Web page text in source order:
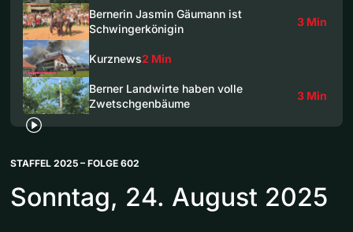
Bernerin Jasmin Gäumann ist
Schwingerkönigin
3 Min
Kurznews2 Min
Berner Landwirte haben volle
Zwetschgenbäume
3 Min
STAFFEL 2025 – FOLGE 602
Sonntag, 24. August 2025